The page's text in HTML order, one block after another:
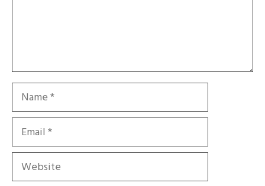
Name
Email
Website